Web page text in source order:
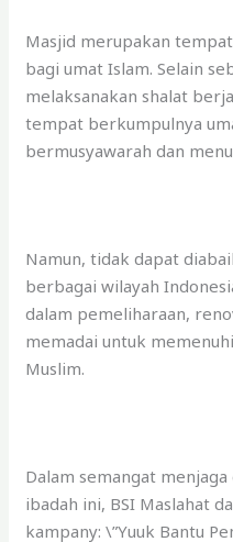
Masjid merupakan
bagi umat Islam. Selain
melaksanakan shalat
tempat berkumpulnya
bermusyawarah dan
Namun, tidak dapat
berbagai wilayah
dalam pemeliharaan,
memadai untuk
Muslim.
Dalam semangat
ibadah ini, BSI Maslahat
kampany: \”Yuuk Bantu